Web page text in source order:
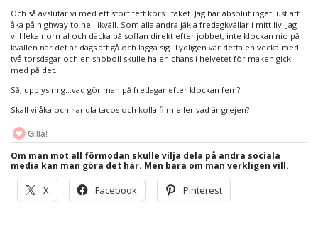
Och så avslutar vi med ett stort fett kors i taket. Jag har absolut inget lust att
åka på highway to hell ikväll. Som alla andra jäkla fredagkvällar i mitt liv. Jag
vill leka normal och däcka på soffan direkt efter jobbet, inte klockan nio på
kvällen när det är dags att gå och lägga sig. Tydligen var detta en vecka med
två torsdagar och en snöboll skulle ha en chans i helvetet för maken gick
med på det.
Så, upplys mig…vad gör man på fredagar efter klockan fem?
Skall vi åka och handla tacos och kolla film eller vad är grejen?
Gilla!
Om man mot all förmodan skulle vilja dela på andra sociala
media kan man göra det här. Men bara om man verkligen vill.
X Facebook Pinterest